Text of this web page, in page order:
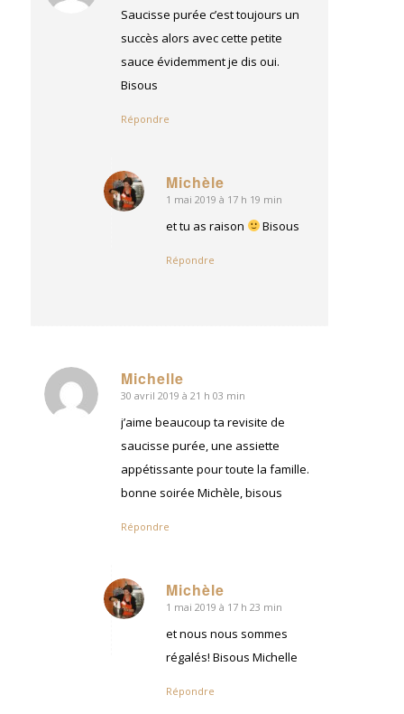
:
Saucisse purée c’est toujours un
succès alors avec cette petite
sauce évidemment je dis oui.
Bisous
Répondre
Michèle
dit
1 mai 2019 à 17 h 19 min
et tu as raison Bisous
Répondre
Michelle
dit
:
30 avril 2019 à 21 h 03 min
j’aime beaucoup ta revisite de
saucisse purée, une assiette
appétissante pour toute la famille.
bonne soirée Michèle, bisous
Répondre
Michèle
dit
1 mai 2019 à 17 h 23 min
et nous nous sommes
régalés! Bisous Michelle
Répondre